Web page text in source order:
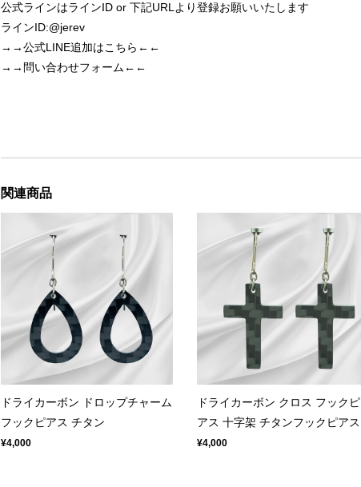
公式ラインはラインID or 下記URLより登録お願いいたします
ラインID:@jerev
→→公式LINE追加はこちら←←
→→問い合わせフォーム←←
関連商品
ドライカーボン ドロップチャーム
フックピアス チタン
¥4,000
ドライカーボン クロス フックピ
アス 十字架 チタンフックピアス
¥4,000